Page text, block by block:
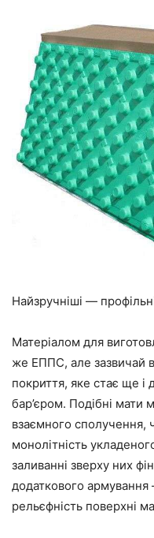
Найзручніші —
Матеріалом для
же ЕППС, але зазвичай
покриття, яке стає ще і
бар’єром. Подібні мати
взаємного сполучення,
монолітність
заливанні зверху них
додаткового
рельєфність поверхні